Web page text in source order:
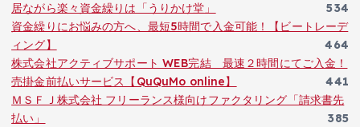
居ながら楽々資金繰りは「うりかけ堂」
534
資金繰りにお悩みの方へ、最短5時間で入金可能！【ビートレーデ
ィング】
464
株式会社アクティブサポート WEB完結 最速２時間にてご入金！
売掛金前払いサービス【QuQuMo online】
441
ＭＳＦＪ株式会社 フリーランス様向けファクタリング「請求書先
払い」
385